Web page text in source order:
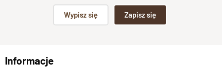
Wybarwienia, drewno -Opcje
Stan produktu
Podpis
Wyślij opinię
Wypisz się Zapisz się
Informacje